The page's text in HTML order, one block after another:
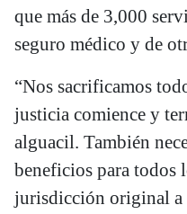
que más de 3,000
seguro médico y de
“Nos sacrificamos
justicia comience y
alguacil. También
beneficios para todos
jurisdicción original a